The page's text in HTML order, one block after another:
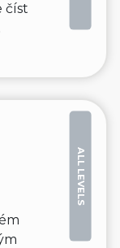
číst
ALL LEVELS